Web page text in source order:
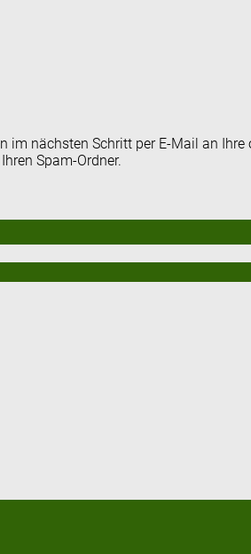
nächsten Schritt per E-Mail an
Spam-Ordner.